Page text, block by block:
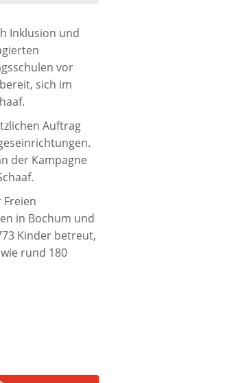
Inklusion und
vor
sich im
Auftrag
der Kampagne
in Bochum und
Kinder betreut,
rund 180